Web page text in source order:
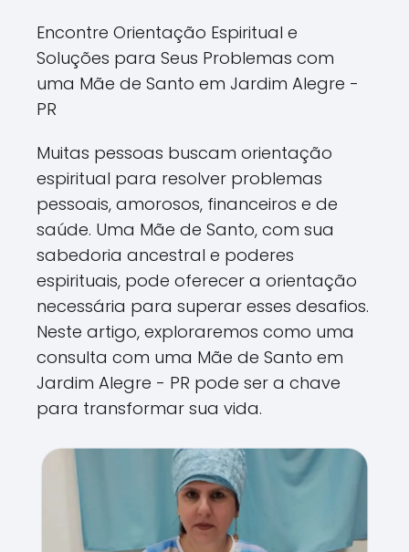
Encontre Orientação Espiritual e
Soluções para Seus Problemas com
uma Mãe de Santo em Jardim Alegre -
PR
Muitas pessoas buscam orientação
espiritual para resolver problemas
pessoais, amorosos, financeiros e de
saúde. Uma Mãe de Santo, com sua
sabedoria ancestral e poderes
espirituais, pode oferecer a orientação
necessária para superar esses desafios.
Neste artigo, exploraremos como uma
consulta com uma Mãe de Santo em
Jardim Alegre - PR pode ser a chave
para transformar sua vida.